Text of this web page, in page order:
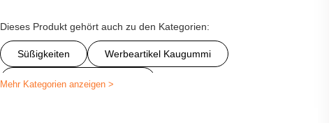
Dieses Produkt gehört auch zu den Kategorien:
Süßigkeiten Werbeartikel Kaugummi
Personalisierte Süßigkeiten
Mehr Kategorien anzeigen >